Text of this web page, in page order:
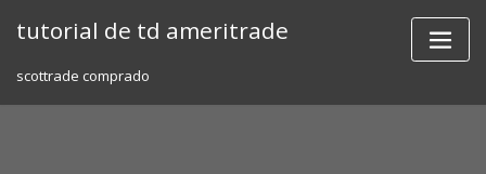
tutorial de td ameritrade
scottrade comprado